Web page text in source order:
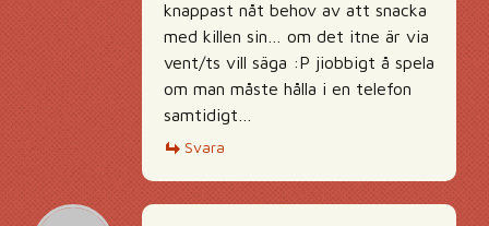
knappast nåt behov av att snacka
med killen sin… om det itne är via
vent/ts vill säga :P jiobbigt å spela
om man måste hålla i en telefon
samtidigt…
Svara